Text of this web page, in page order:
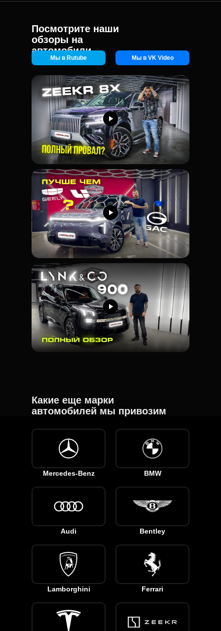
Посмотрите наши
обзоры на
автомобили
Мы в VK Video
Мы в Rutube
Какие еще марки
автомобилей мы привозим
Ferrari
Lamborghini
Bentley
Audi
BMW
Mercedes-Benz